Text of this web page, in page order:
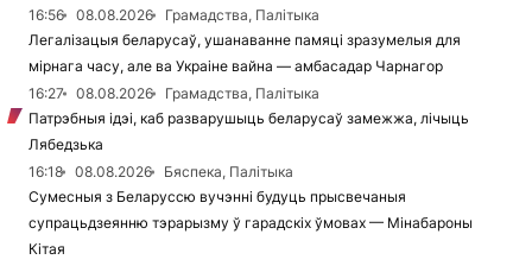
16:56
08.08.2026
Грамадства, Палітыка
Легалізацыя беларусаў, ушанаванне памяці зразумелыя для
мірнага часу, але ва Украіне вайна — амбасадар Чарнагор
16:27
08.08.2026
Грамадства, Палітыка
Патрэбныя ідэі, каб разварушыць беларусаў замежжа, лічыць
Лябедзька
16:18
08.08.2026
Бяспека, Палітыка
Сумесныя з Беларуссю вучэнні будуць прысвечаныя
супрацьдзеянню тэрарызму ў гарадскіх ўмовах — Мінабароны
Кітая